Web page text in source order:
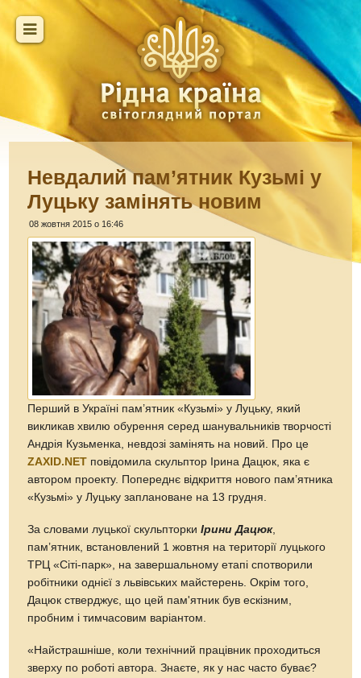
Невдалий пам’ятник Кузьмі у
Луцьку замінять новим
08 жовтня 2015 о 16:46
Перший в Україні пам’ятник «Кузьмі» у Луцьку, який
викликав хвилю обурення серед шанувальників творчості
Андрія Кузьменка, невдозі замінять на новий. Про це
ZAXID.NET повідомила скульптор Ірина Дацюк, яка є
автором проекту. Попереднє відкриття нового пам’ятника
«Кузьмі» у Луцьку заплановане на 13 грудня.
За словами луцької скульпторкиІрини Дацюк,
пам’ятник, встановлений 1 жовтня на території луцького
ТРЦ «Сіті-парк», на завершальному етапі спотворили
робітники однієї з львівських майстерень. Окрім того,
Дацюк стверджує, що цей пам'ятник був ескізним,
пробним і тимчасовим варіантом.
«Найстрашніше, коли технічний працівник проходиться
зверху по роботі автора. Знаєте, як у нас часто буває?